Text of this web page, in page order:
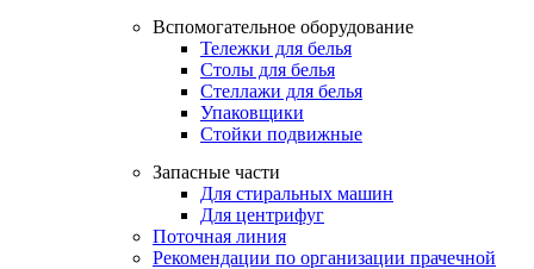
Вспомогательное оборудование
Тележки для белья
Столы для белья
Стеллажи для белья
Упаковщики
Стойки подвижные
Запасные части
Для стиральных машин
Для центрифуг
Поточная линия
Рекомендации по организации прачечной